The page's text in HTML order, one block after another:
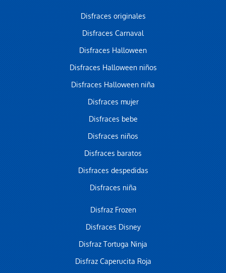
Disfraces originales
Disfraces Carnaval
Disfraces Halloween
Disfraces Halloween niños
Disfraces Halloween niña
Disfraces mujer
Disfraces bebe
Disfraces niños
Disfraces baratos
Disfraces despedidas
Disfraces niña
Disfraz Frozen
Disfraces Disney
Disfraz Tortuga Ninja
Disfraz Caperucita Roja